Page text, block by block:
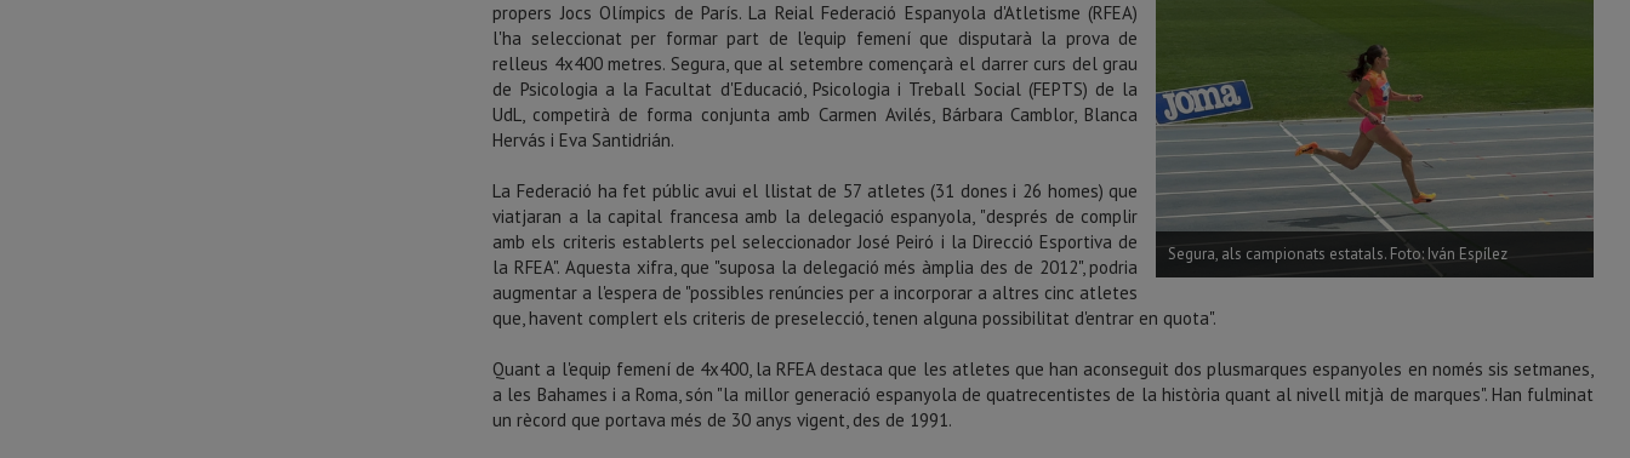
Segura, als campionats estatals. Foto: Iván Espílez
propers Jocs Olímpics de París. La Reial Federació Espanyola d'Atletisme (RFEA)
l'ha seleccionat per formar part de l'equip femení que disputarà la prova de
relleus 4x400 metres. Segura, que al setembre començarà el darrer curs del grau
de Psicologia a la Facultat d'Educació, Psicologia i Treball Social (FEPTS) de la
UdL, competirà de forma conjunta amb Carmen Avilés, Bárbara Camblor, Blanca
Hervás i Eva Santidrián.
La Federació ha fet públic avui el llistat de 57 atletes (31 dones i 26 homes) que
viatjaran a la capital francesa amb la delegació espanyola, "després de complir
amb els criteris establerts pel seleccionador José Peiró i la Direcció Esportiva de
la RFEA". Aquesta xifra, que "suposa la delegació més àmplia des de 2012", podria
augmentar a l'espera de "possibles renúncies per a incorporar a altres cinc atletes
que, havent complert els criteris de preselecció, tenen alguna possibilitat d'entrar en quota".
Quant a l'equip femení de 4x400, la RFEA destaca que les atletes que han aconseguit dos plusmarques espanyoles en només sis setmanes,
a les Bahames i a Roma, són "la millor generació espanyola de quatrecentistes de la història quant al nivell mitjà de marques". Han fulminat
un rècord que portava més de 30 anys vigent, des de 1991.